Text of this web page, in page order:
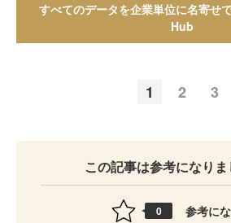
すべてのデータを企業単位に名寄せ
Hub
1 2 3
この記事は参考になりま
0 参考に